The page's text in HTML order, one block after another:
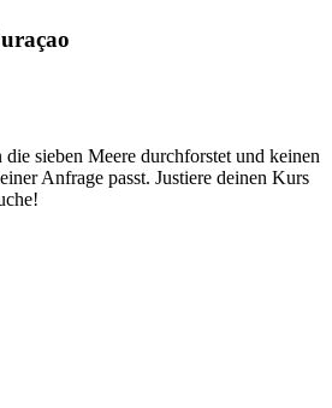
sieben Meere durchforstet und keinen
Anfrage passt. Justiere deinen Kurs